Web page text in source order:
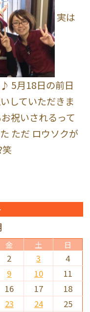
実は
5月18日の前日
していただきま
祝いされるって
ただ ロウソクが
金 土 日
2 3
4
9 10
11
16 17
18
23 24
25